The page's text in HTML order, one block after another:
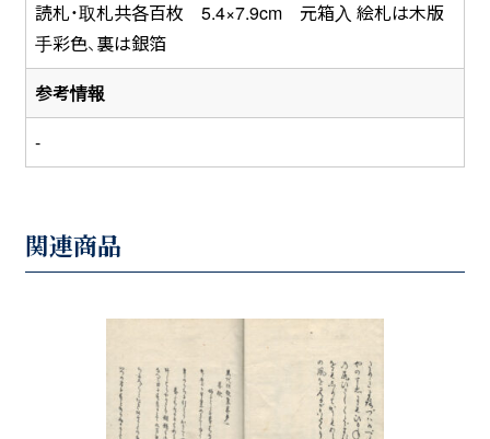
読札・取札共各百枚 5.4×7.9cm 元箱入 絵札は木版
手彩色、裏は銀箔
参考情報
-
関連商品